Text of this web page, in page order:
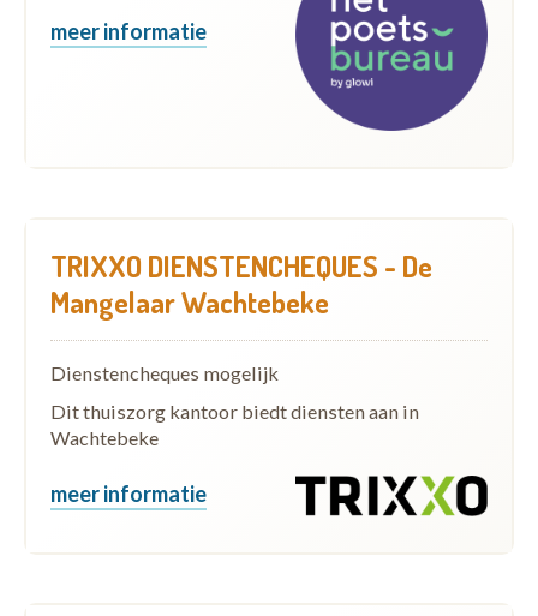
meer informatie
TRIXXO DIENSTENCHEQUES - De
Mangelaar Wachtebeke
Dienstencheques mogelijk
Dit thuiszorg kantoor biedt diensten aan in
Wachtebeke
meer informatie